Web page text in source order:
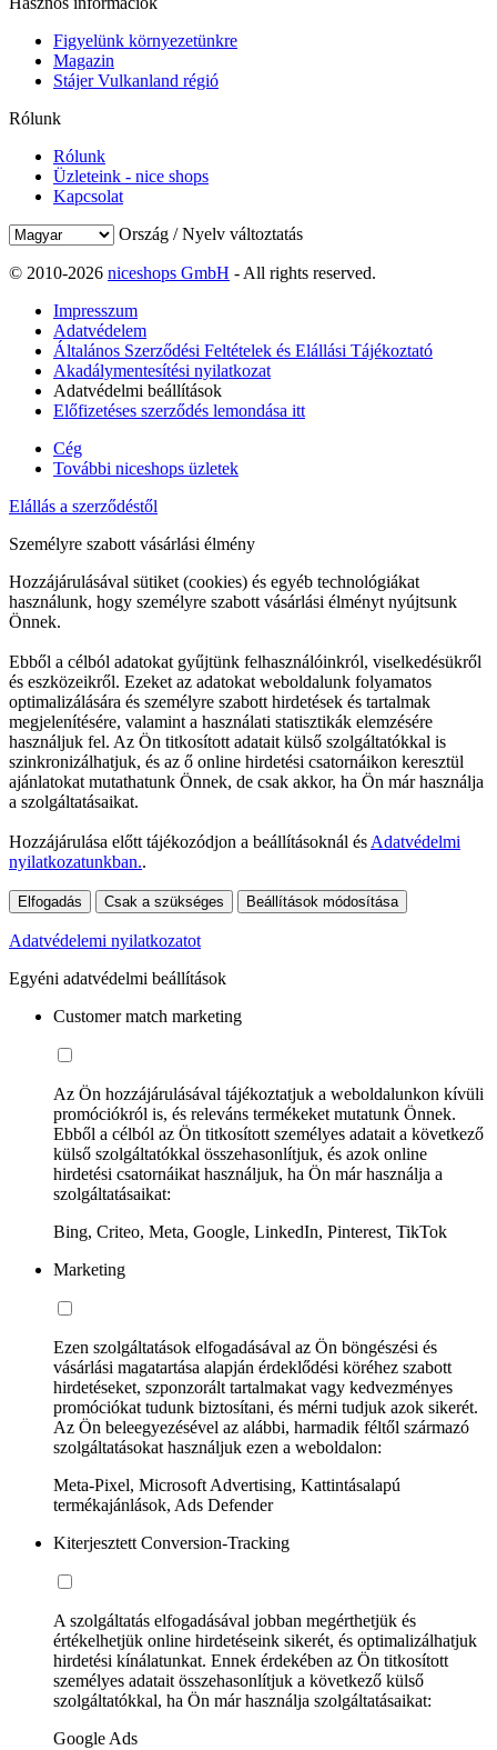
Figyelünk környezetünkre
Magazin
Stájer Vulkanland régió
Rólunk
Rólunk
Üzleteink - nice shops
Kapcsolat
Ország / Nyelv változtatás
© 2010-2026 niceshops GmbH - All rights reserved.
Impresszum
Adatvédelem
Általános Szerződési Feltételek és Elállási Tájékoztató
Akadálymentesítési nyilatkozat
Adatvédelmi beállítások
Előfizetéses szerződés lemondása itt
Cég
További niceshops üzletek
Elállás a szerződéstől
Személyre szabott vásárlási élmény
Hozzájárulásával sütiket (cookies) és egyéb technológiákat
használunk, hogy személyre szabott vásárlási élményt nyújtsunk
Önnek.
Ebből a célból adatokat gyűjtünk felhasználóinkról, viselkedésükről
és eszközeikről. Ezeket az adatokat weboldalunk folyamatos
optimalizálására és személyre szabott hirdetések és tartalmak
megjelenítésére, valamint a használati statisztikák elemzésére
használjuk fel. Az Ön titkosított adatait külső szolgáltatókkal is
szinkronizálhatjuk, és az ő online hirdetési csatornáikon keresztül
ajánlatokat mutathatunk Önnek, de csak akkor, ha Ön már használja
a szolgáltatásaikat.
Hozzájárulása előtt tájékozódjon a beállításoknál ésAdatvédelmi
nyilatkozatunkban..
Elfogadás Csak a szükséges Beállítások módosítása
Adatvédelemi nyilatkozatot
Egyéni adatvédelmi beállítások
Customer match marketing
Az Ön hozzájárulásával tájékoztatjuk a weboldalunkon kívüli
promóciókról is, és releváns termékeket mutatunk Önnek.
Ebből a célból az Ön titkosított személyes adatait a következő
külső szolgáltatókkal összehasonlítjuk, és azok online
hirdetési csatornáikat használjuk, ha Ön már használja a
szolgáltatásaikat:
Bing, Criteo, Meta, Google, LinkedIn, Pinterest, TikTok
Marketing
Ezen szolgáltatások elfogadásával az Ön böngészési és
vásárlási magatartása alapján érdeklődési köréhez szabott
hirdetéseket, szponzorált tartalmakat vagy kedvezményes
promóciókat tudunk biztosítani, és mérni tudjuk azok sikerét.
Az Ön beleegyezésével az alábbi, harmadik féltől származó
szolgáltatásokat használjuk ezen a weboldalon:
Meta-Pixel, Microsoft Advertising, Kattintásalapú
termékajánlások, Ads Defender
Kiterjesztett Conversion-Tracking
A szolgáltatás elfogadásával jobban megérthetjük és
értékelhetjük online hirdetéseink sikerét, és optimalizálhatjuk
hirdetési kínálatunkat. Ennek érdekében az Ön titkosított
személyes adatait összehasonlítjuk a következő külső
szolgáltatókkal, ha Ön már használja szolgáltatásaikat:
Google Ads